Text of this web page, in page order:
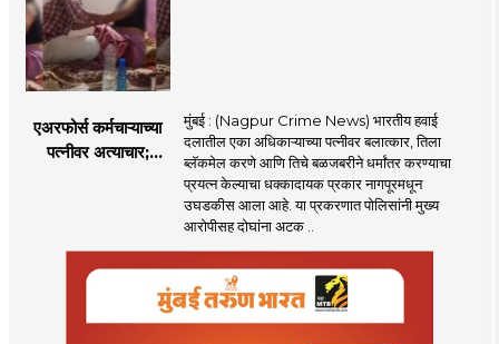
एअरफोर्स कर्मचाऱ्याच्या
पत्नीवर अत्याचार;
मुंबई : (Nagpur Crime News) भारतीय हवाई
दलातील एका अधिकाऱ्याच्या पत्नीवर बलात्कार, तिला
ब्लॅकमेल करणे आणि तिचे बळजबरीने धर्मांतर करण्याचा
प्रयत्न केल्याचा धक्कादायक प्रकार नागपूरमधून
उघडकीस आला आहे. या प्रकरणात पोलिसांनी मुख्य
आरोपीसह दोघांना अटक ..